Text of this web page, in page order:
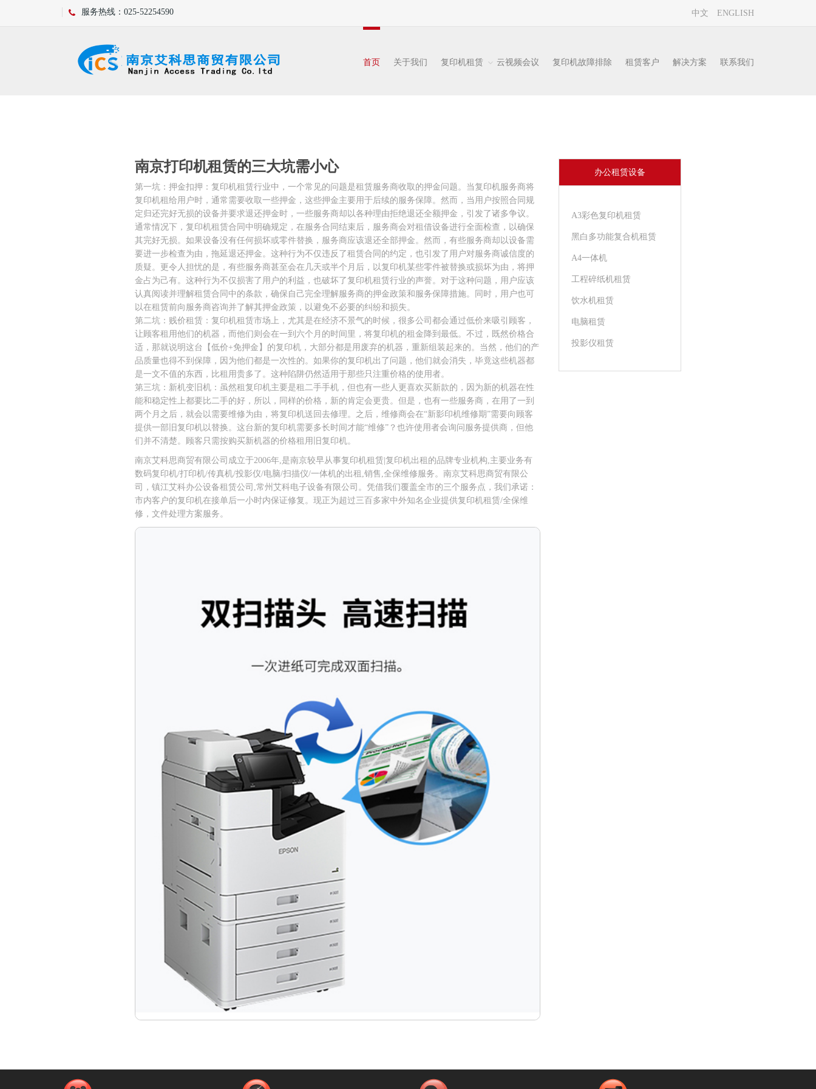
服务热线：025-52254590 中文 ENGLISH
首页 关于我们 复印机租赁 云视频会议 复印机故障排除 租赁客户 解决方案 联系我们
南京打印机租赁的三大坑需小心
第一坑：押金扣押：复印机租赁行业中，一个常见的问题是租赁服务商收取的押金问题。当复印机服务商将
复印机租给用户时，通常需要收取一些押金，这些押金主要用于后续的服务保障。然而，当用户按照合同规
定归还完好无损的设备并要求退还押金时，一些服务商却以各种理由拒绝退还全额押金，引发了诸多争议。
通常情况下，复印机租赁合同中明确规定，在服务合同结束后，服务商会对租借设备进行全面检查，以确保
其完好无损。如果设备没有任何损坏或零件替换，服务商应该退还全部押金。然而，有些服务商却以设备需
要进一步检查为由，拖延退还押金。这种行为不仅违反了租赁合同的约定，也引发了用户对服务商诚信度的
质疑。更令人担忧的是，有些服务商甚至会在几天或半个月后，以复印机某些零件被替换或损坏为由，将押
金占为己有。这种行为不仅损害了用户的利益，也破坏了复印机租赁行业的声誉。对于这种问题，用户应该
认真阅读并理解租赁合同中的条款，确保自己完全理解服务商的押金政策和服务保障措施。同时，用户也可
以在租赁前向服务商咨询并了解其押金政策，以避免不必要的纠纷和损失。
第二坑：贱价租赁：复印机租赁市场上，尤其是在经济不景气的时候，很多公司都会通过低价来吸引顾客，
让顾客租用他们的机器，而他们则会在一到六个月的时间里，将复印机的租金降到最低。不过，既然价格合
适，那就说明这台【低价+免押金】的复印机，大部分都是用废弃的机器，重新组装起来的。当然，他们的产
品质量也得不到保障，因为他们都是一次性的。如果你的复印机出了问题，他们就会消失，毕竟这些机器都
是一文不值的东西，比租用贵多了。这种陷阱仍然适用于那些只注重价格的使用者。
第三坑：新机变旧机：虽然租复印机主要是租二手手机，但也有一些人更喜欢买新款的，因为新的机器在性
能和稳定性上都要比二手的好，所以，同样的价格，新的肯定会更贵。但是，也有一些服务商，在用了一到
两个月之后，就会以需要维修为由，将复印机送回去修理。之后，维修商会在“新影印机维修期”需要向顾客
提供一部旧复印机以替换。这台新的复印机需要多长时间才能“维修”？也许使用者会询问服务提供商，但他
们并不清楚。顾客只需按购买新机器的价格租用旧复印机。
南京艾科思商贸有限公司成立于2006年,是南京较早从事复印机租赁 |复印机出租的品牌专业机构,主要业务有
数码复印机/打印机/传真机/投影仪/电脑/扫描仪/一体机的出租,销售,全保维修服务。南京艾科思商贸有限公
司，镇江艾科办公设备租赁公司,常州艾科电子设备有限公司。凭借我们覆盖全市的三个服务点，我们承诺：
市内客户的复印机在接单后一小时内保证修复。现正为超过三百多家中外知名企业提供复印机租赁/全保维
修，文件处理方案服务。
办公租赁设备
A3彩色复印机租赁
黑白多功能复合机租赁
A4一体机
工程碎纸机租赁
饮水机租赁
电脑租赁
投影仪租赁